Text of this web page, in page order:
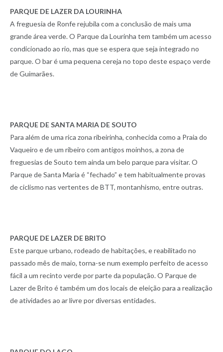
PARQUE DE LAZER DA LOURINHA
A freguesia de Ronfe rejubila com a conclusão de mais uma
grande área verde. O Parque da Lourinha tem também um acesso
condicionado ao rio, mas que se espera que seja integrado no
parque. O bar é uma pequena cereja no topo deste espaço verde
de Guimarães.
PARQUE DE SANTA MARIA DE SOUTO
Para além de uma rica zona ribeirinha, conhecida como a Praia do
Vaqueiro e de um ribeiro com antigos moinhos, a zona de
freguesias de Souto tem ainda um belo parque para visitar. O
Parque de Santa Maria é “fechado” e tem habitualmente provas
de ciclismo nas vertentes de BTT, montanhismo, entre outras.
PARQUE DE LAZER DE BRITO
Este parque urbano, rodeado de habitações, e reabilitado no
passado mês de maio, torna-se num exemplo perfeito de acesso
fácil a um recinto verde por parte da população. O Parque de
Lazer de Brito é também um dos locais de eleição para a realização
de atividades ao ar livre por diversas entidades.